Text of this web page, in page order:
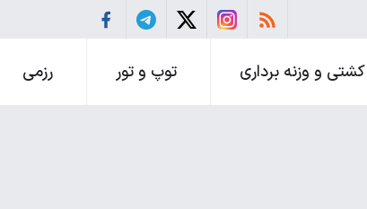
کشتی و وزنه برداری توپ و تور رزمی